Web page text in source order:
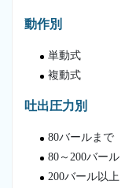
動作別
単動式
複動式
吐出圧力別
80バールまで
80～200バール
200バール以上